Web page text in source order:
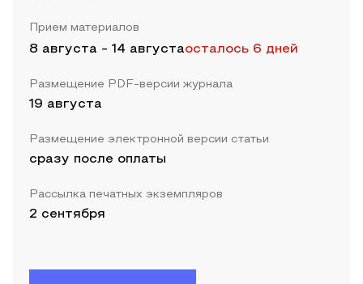
Прием материалов
8 августа - 14 августаосталось 6 дней
Размещение PDF-версии журнала
19 августа
Размещение электронной версии статьи
сразу после оплаты
Рассылка печатных экземпляров
2 сентября